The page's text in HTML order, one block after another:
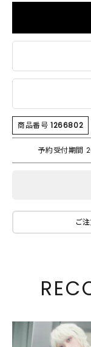
商品番号 1266802
予約受付期間
ご